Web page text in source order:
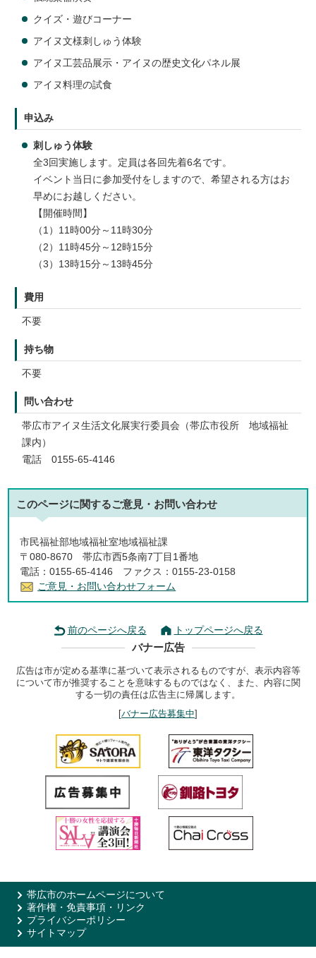
クイズ・遊びコーナー
アイヌ文様刺しゅう体験
アイヌ工芸品展示・アイヌの歴史文化パネル展
アイヌ料理の試食
申込み
刺しゅう体験
全3回実施します。定員は各回先着6名です。
イベント当日に参加受付をしますので、希望される方はお
早めにお越しください。
【開催時間】
（1）11時00分～11時30分
（2）11時45分～12時15分
（3）13時15分～13時45分
費用
不要
持ち物
不要
問い合わせ
帯広市アイヌ生活文化展実行委員会（帯広市役所 地域福祉
課内）
電話 0155-65-4146
このページに関するご意見・お問い合わせ
市民福祉部地域福祉室地域福祉課
〒080-8670 帯広市西5条南7丁目1番地
電話：0155-65-4146 ファクス：0155-23-0158
ご意見・お問い合わせフォーム
前のページへ戻る トップページへ戻る
バナー広告
広告は市が定める基準に基づいて表示されるものですが、表示内容等
について市が推奨することを意味するものではなく、また、内容に関
する一切の責任は広告主に帰属します。
[バナー広告募集中]
帯広市のホームページについて
著作権・免責事項・リンク
プライバシーポリシー
サイトマップ